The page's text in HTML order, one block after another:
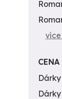
CENA